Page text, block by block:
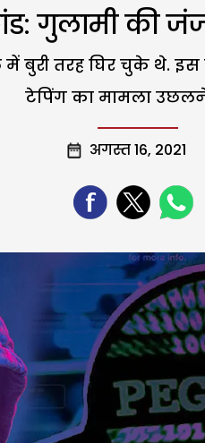
गुलामी की
में बुरी तरह घिर चुके थे.
टेपिंग का मामला
अगस्त 16, 2021